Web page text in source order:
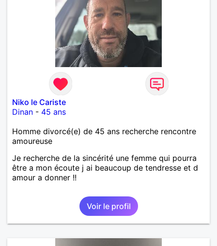
Niko le Cariste
Dinan - 45 ans
Homme divorcé(e) de 45 ans recherche rencontre
amoureuse
Je recherche de la sincérité une femme qui pourra
être a mon écoute j ai beaucoup de tendresse et d
amour a donner !!
Voir le profil